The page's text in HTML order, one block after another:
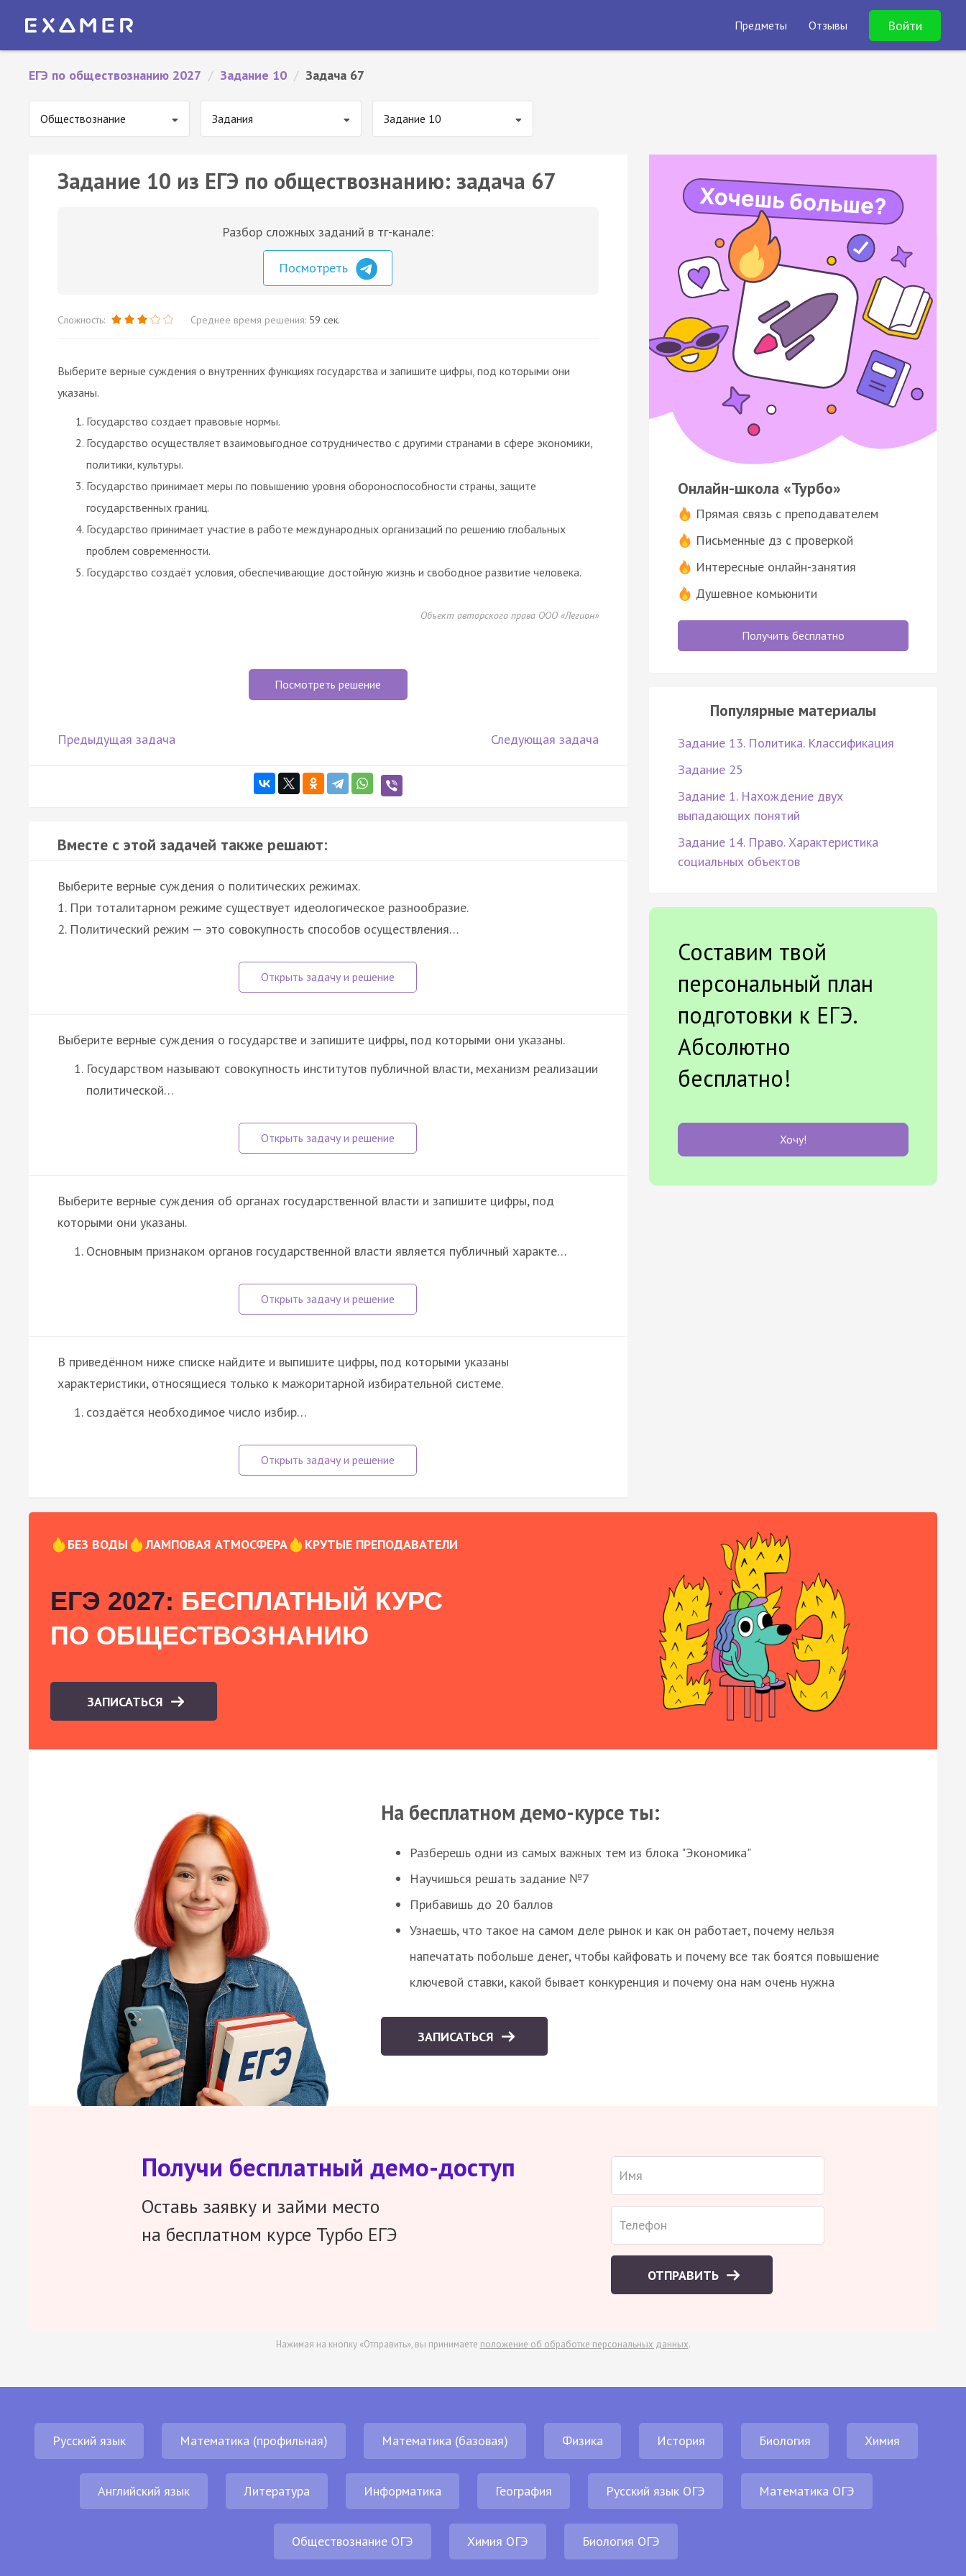
Предметы Отзывы Войти
ЕГЭ по обществознанию 2027 / Задание 10 / Задача 67
Обществознание Задания Задание 10
Задание 10 из ЕГЭ по обществознанию: задача 67
Разбор сложных заданий в тг-канале:
Посмотреть
Сложность: Среднее время решения: 59 сек.
Выберите верные суждения о внутренних функциях государства и запишите цифры, под которыми они
указаны.
Государство создает правовые нормы.
Государство осуществляет взаимовыгодное сотрудничество с другими странами в сфере экономики,
политики, культуры.
Государство принимает меры по повышению уровня обороноспособности страны, защите
государственных границ.
Государство принимает участие в работе международных организаций по решению глобальных
проблем современности.
Государство создаёт условия, обеспечивающие достойную жизнь и свободное развитие человека.
Объект авторского права ООО «Легион»
Посмотреть решение
Предыдущая задача Следующая задача
Вместе с этой задачей также решают:
Выберите верные суждения о политических режимах.
1. При тоталитарном режиме существует идеологическое разнообразие.
2. Политический режим — это совокупность способов осуществления…
Выберите верные суждения о государстве и запишите цифры, под которыми они указаны.
Государством называют совокупность институтов публичной власти, механизм реализации
политической…
Выберите верные суждения об органах государственной власти и запишите цифры, под
которыми они указаны.
Основным признаком органов государственной власти является публичный характе…
В приведённом ниже списке найдите и выпишите цифры, под которыми указаны
характеристики, относящиеся только к мажоритарной избирательной системе.
создаётся необходимое число избир…
Онлайн-школа «Турбо»
Прямая связь с преподавателем
Письменные дз с проверкой
Интересные онлайн-занятия
Душевное комьюнити
Получить бесплатно
Популярные материалы
Задание 13. Политика. Классификация
Задание 25
Задание 1. Нахождение двух
выпадающих понятий
Задание 14. Право. Характеристика
социальных объектов
Составим твой
персональный план
подготовки к ЕГЭ.
Абсолютно
бесплатно!
Хочу!
БЕЗ ВОДЫ ЛАМПОВАЯ АТМОСФЕРА КРУТЫЕ ПРЕПОДАВАТЕЛИ
ЕГЭ 2027: БЕСПЛАТНЫЙ КУРС
ПО ОБЩЕСТВОЗНАНИЮ
ЗАПИСАТЬСЯ
На бесплатном демо-курсе ты:
Разберешь одни из самых важных тем из блока "Экономика"
Научишься решать задание №7
Прибавишь до 20 баллов
Узнаешь, что такое на самом деле рынок и как он работает, почему нельзя
напечатать побольше денег, чтобы кайфовать и почему все так боятся повышение
ключевой ставки, какой бывает конкуренция и почему она нам очень нужна
ЗАПИСАТЬСЯ
Получи бесплатный демо-доступ
Оставь заявку и займи место
на бесплатном курсе Турбо ЕГЭ
ОТПРАВИТЬ
Нажимая на кнопку «Отправить», вы принимаете положение об обработке персональных данных.
Русский язык Математика (профильная) Математика (базовая) Физика История Биология Химия
Английский язык Литература Информатика География Русский язык ОГЭ Математика ОГЭ
Обществознание ОГЭ Химия ОГЭ Биология ОГЭ